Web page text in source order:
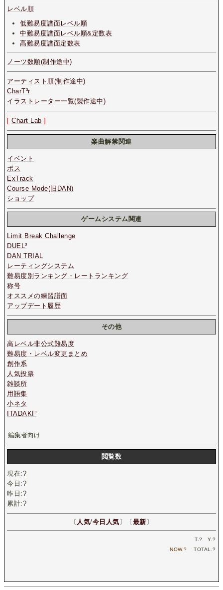
レベル順
低難易度譜面レベル順
中難易度譜面レベル順&定数表
高難易度譜面定数表
ノーツ数順(制作途中)
アーティスト順(制作途中)
CharT³r
イラストレーター一覧(製作途中)
[Chart Lab ]
楽曲解禁関連
イベント
ボス
ExTrack
Course Mode(旧DAN)
ショップ
ゲームシステム関連
Limit Break Challenge
DUEL³
DAN TRIAL
レーティングシステム
難易度別ランキング・レートランキング
称号
オススメの練習譜面
アップデート履歴
その他
高レベル非公式難易度
難易度・レベル変更まとめ
創作系
人気投票
雑談所
用語集
小ネタ
ITADAKI³
編集者向け
閲覧数
現在:?
今日:?
昨日:?
累計:?
〔 人気/今日人気 〕〔 最新 〕
T.? Y.?
NOW.? TOTAL.?